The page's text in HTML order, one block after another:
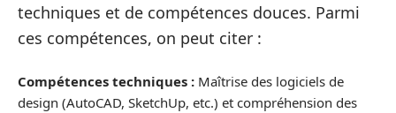
techniques et de compétences douces. Parmi
ces compétences, on peut citer :
Compétences techniques : Maîtrise des logiciels de
design (AutoCAD, SketchUp, etc.) et compréhension des